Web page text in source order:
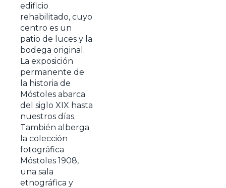
edificio
rehabilitado, cuyo
centro es un
patio de luces y la
bodega original.
La exposición
permanente de
la historia de
Móstoles abarca
del siglo XIX hasta
nuestros días.
También alberga
la colección
fotográfica
Móstoles 1908,
una sala
etnográfica y